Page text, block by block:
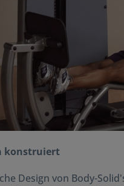
konstruiert
Design von Body-